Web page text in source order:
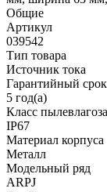
Общие
Артикул
039542
Тип товара
Источник тока
Гарантийный срок
5 год(а)
Класс
IP67
Материал корпуса
Металл
Модельный ряд
ARPJ